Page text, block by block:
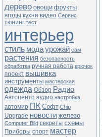
дерево овощи фрукты
ягоды кухня видео Сервис
тюнинг тест
интерьер
стиль модаурожай сам
растения безопасность
обработка ручная работа крючок
проект вышивка
инструменты мастерская
одежда Обзор Радио
Автоцентр аудио настройка
автомир ПК Софт Chip
Upgrade новости железо
Computer Bild секреты схемы
Приборы спорт мастер